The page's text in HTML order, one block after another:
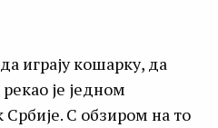
играју кошарку, да
рекао је једном
С обзиром на то